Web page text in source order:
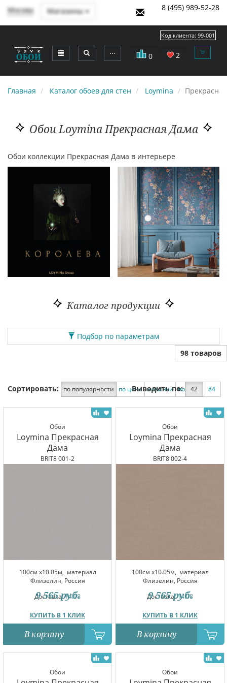
Москва Магазины 8 (495) 989-52-28
⋯ 0 2
Код клиента: 99-001
Главная Каталог обоев для стен Loymina
Обои Loymina Прекрасная Дама
Обои коллекции Прекрасная Дама в интерьере
Каталог продукции
Подбор по параметрам
98 товаров
Сортировать: по популярности по цене новинки по скидке
Выводить по: 42 84
Обои
Loymina Прекрасная
Дама
BRIT8 001-2
100см x10.05м, материал
Флизелин, Россия
Доставка:14.08
КУПИТЬ В 1 КЛИК
9 565 руб.
В корзину
Обои
Loymina Прекрасная
Дама
BRIT8 002-4
100см x10.05м, материал
Флизелин, Россия
Доставка:14.08
КУПИТЬ В 1 КЛИК
9 565 руб.
В корзину
Обои Обои